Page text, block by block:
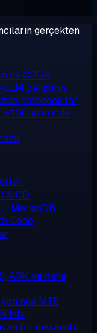
gerçekten
ve CUDA
çalıştırın
notebook'lar
H100 üzerinde
CI/CD
MongoDB
Code
ARK ve daha
yanında MT5
bir masaüstü